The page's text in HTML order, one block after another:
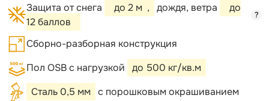
Защита от снега до 2 м , дождя, ветра
до
12 баллов
?
Сборно-разборная конструкция
Пол OSB с нагрузкой
до 500 кг/кв.м
Сталь 0,5 мм
с порошковым окрашиванием